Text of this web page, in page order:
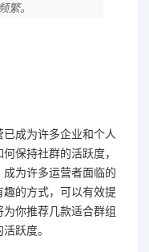
繁。
成为许多企业和个人
保持社群的活跃度，
为许多运营者面临的
的方式，可以有效提
你推荐几款适合群组
跃度。